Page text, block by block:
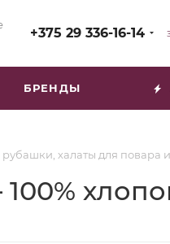
+375 29 336-16-14
БРЕНДЫ
халаты для повара